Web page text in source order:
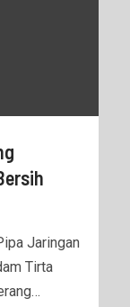
Jaringan
Tirta